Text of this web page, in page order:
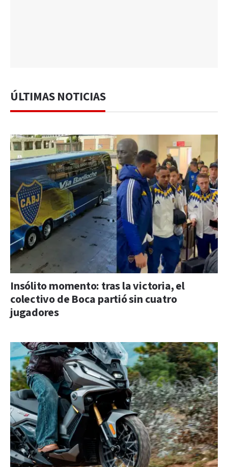
ÚLTIMAS NOTICIAS
Insólito momento: tras la victoria, el
colectivo de Boca partió sin cuatro
jugadores